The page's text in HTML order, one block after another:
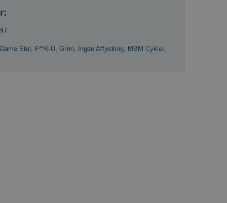
Dame Stel F**K-U Grøn Ingen Affjedring MBM Cykler,